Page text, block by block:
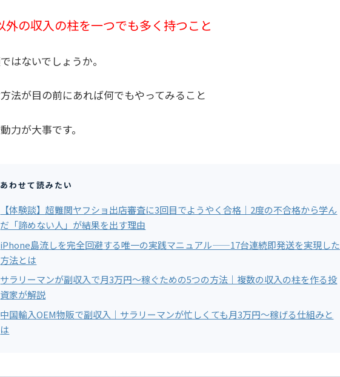
外の収入の柱を一つでも多く持つこと
はないでしょうか。
法が目の前にあれば何でもやってみること
力が大事です。
あわせて読みたい
【体験談】超難関ヤフショ出店審査に3回目でようやく合格｜2度の不合格から学ん
だ「諦めない人」が結果を出す理由
iPhone島流しを完全回避する唯一の実践マニュアル——17台連続即発送を実現した
方法とは
サラリーマンが副収入で月3万円〜稼ぐための5つの方法｜複数の収入の柱を作る投
資家が解説
中国輸入OEM物販で副収入｜サラリーマンが忙しくても月3万円〜稼げる仕組みと
は